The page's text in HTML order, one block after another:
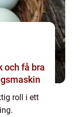
och få bra
roll i ett